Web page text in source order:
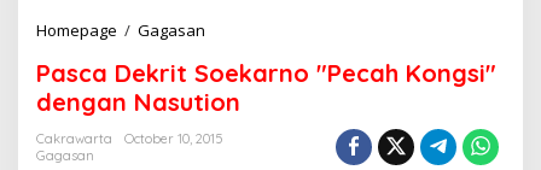
Homepage / Gagasan
s
c
a
D
Pasca Dekrit Soekarno "Pecah Kongsi"
dengan Nasution
Cakrawarta
October 10, 2015
Gagasan